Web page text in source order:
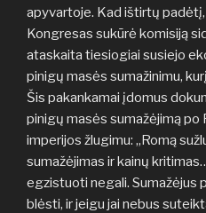
apyvartoje. Kad ištirtų
Kongresas sukūrė komisiją
ataskaita tiesiogiai susiejo
pinigų masės sumažinimu,
Šis pakankamai įdomus
pinigų masės sumažėjimą po
imperijos žlugimu: „Romą
sumažėjimas ir kainų
egzistuoti negali. Sumažėjus
blėsti, ir jeigu jai nebus